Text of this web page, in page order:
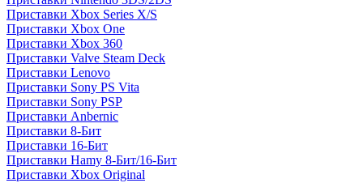
Приставки Xbox Series X/S
Приставки Xbox One
Приставки Xbox 360
Приставки Valve Steam Deck
Приставки Lenovo
Приставки Sony PS Vita
Приставки Sony PSP
Приставки Anbernic
Приставки 8-Бит
Приставки 16-Бит
Приставки Hamy 8-Бит/16-Бит
Приставки Xbox Original